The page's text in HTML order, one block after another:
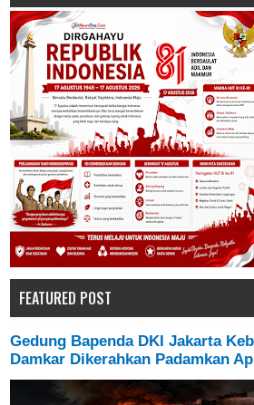
FEATURED POST
Gedung Bapenda DKI Jakarta
Damkar Dikerahkan Padamkan